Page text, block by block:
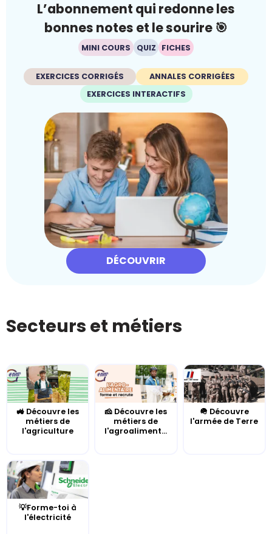
L’abonnement qui redonne les
bonnes notes et le sourire 🎯
MINI COURS QUIZ FICHES
EXERCICES CORRIGÉS
ANNALES CORRIGÉES
EXERCICES INTERACTIFS
DÉCOUVRIR
Secteurs et métiers
🚜 Découvre les
métiers de
l'agriculture
🧀 Découvre les
métiers de
l'agroaliment...
🪖 Découvre
l'armée de Terre
💡Forme-toi à
l'électricité